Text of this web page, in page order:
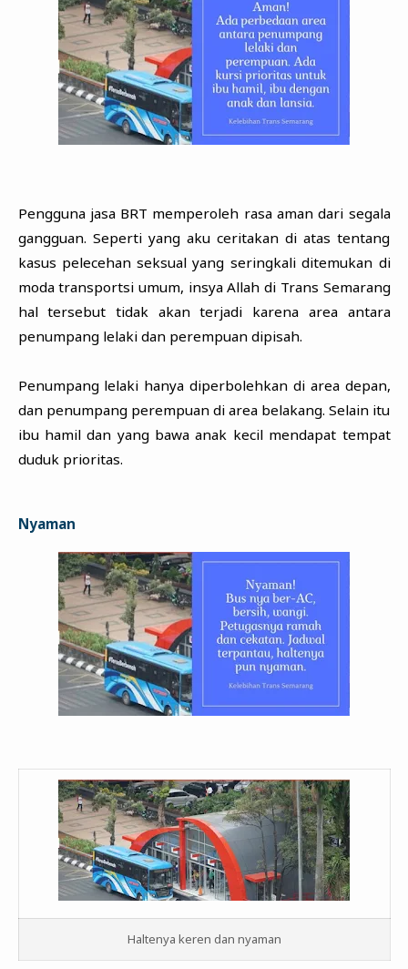
Pengguna jasa BRT memperoleh rasa aman dari segala
gangguan. Seperti yang aku ceritakan di atas tentang
kasus pelecehan seksual yang seringkali ditemukan di
moda transportsi umum, insya Allah di Trans Semarang
hal tersebut tidak akan terjadi karena area antara
penumpang lelaki dan perempuan dipisah.
Penumpang lelaki hanya diperbolehkan di area depan,
dan penumpang perempuan di area belakang. Selain itu
ibu hamil dan yang bawa anak kecil mendapat tempat
duduk prioritas.
Nyaman
Haltenya keren dan nyaman